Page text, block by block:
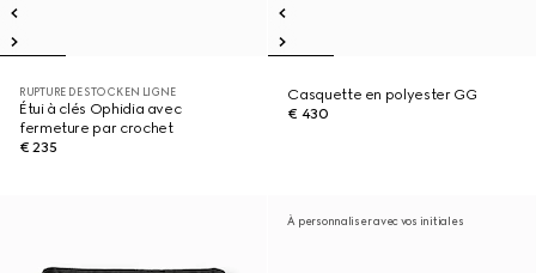
RUPTURE DE STOCK EN LIGNE
Étui à clés Ophidia avec
fermeture par crochet
€ 235
Casquette en polyester GG
€ 430
À personnaliser avec vos initiales